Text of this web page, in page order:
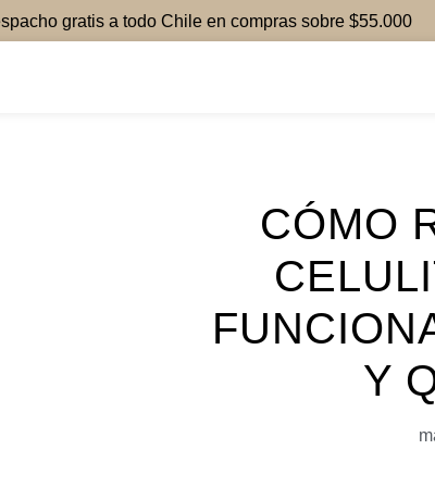
gratis a todo Chile en compras sobre $55.000
CÓMO
Y